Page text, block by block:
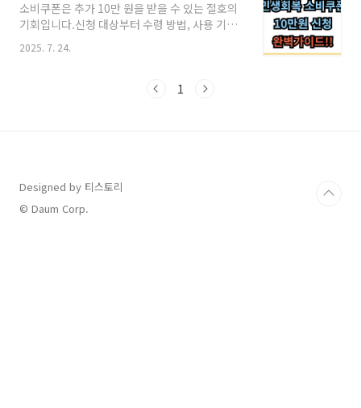
소비쿠폰은 추가 10만 원을 받을 수 있는 절호의
기회입니다.신청 대상부터 수령 방법, 사용 기한
까지 꼭 확인하세요.2차 민생회복 소비쿠폰이
란?정부가 추가 지급하는 국민 소비지원금2025
득 상위 10% 제외한 국민 전체 대상지원 금액 상
기준으로 자동 분류되며, 신청 시 별도 증빙은 불
필요신청 방법 안내온라인 신청카드사 홈페이
지/앱/ARS/콜센터카카오페이, 네이..
2025. 7. 24.
1
Designed by 티스토리
© Daum Corp.